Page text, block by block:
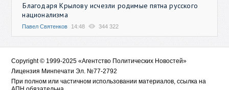
Благодаря Крылову исчезли родимые пятна русского
национализма
Павел Святенков 14:48 344 322
Copyright © 1999-2025 «Агентство Политических Новостей»
Лицензия Минпечати Эл. №77-2792
При полном или частичном использовании материалов, ссылка на